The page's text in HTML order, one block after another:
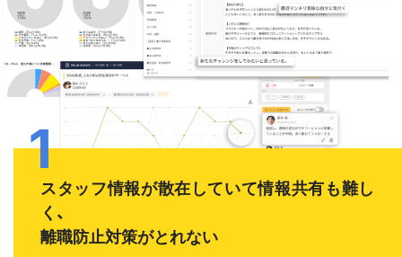
スタッフ情報が散在していて情報共有も難し
く、
離職防止対策がとれない